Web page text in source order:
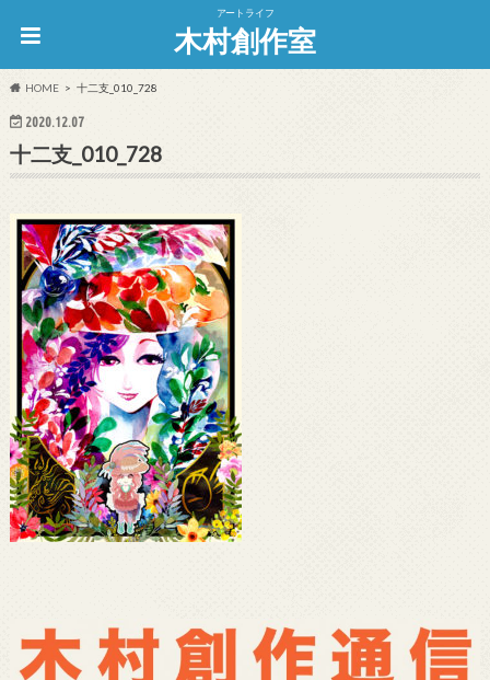
アートライフ
木村創作室
HOME 十二支_010_728
2020.12.07
十二支_010_728